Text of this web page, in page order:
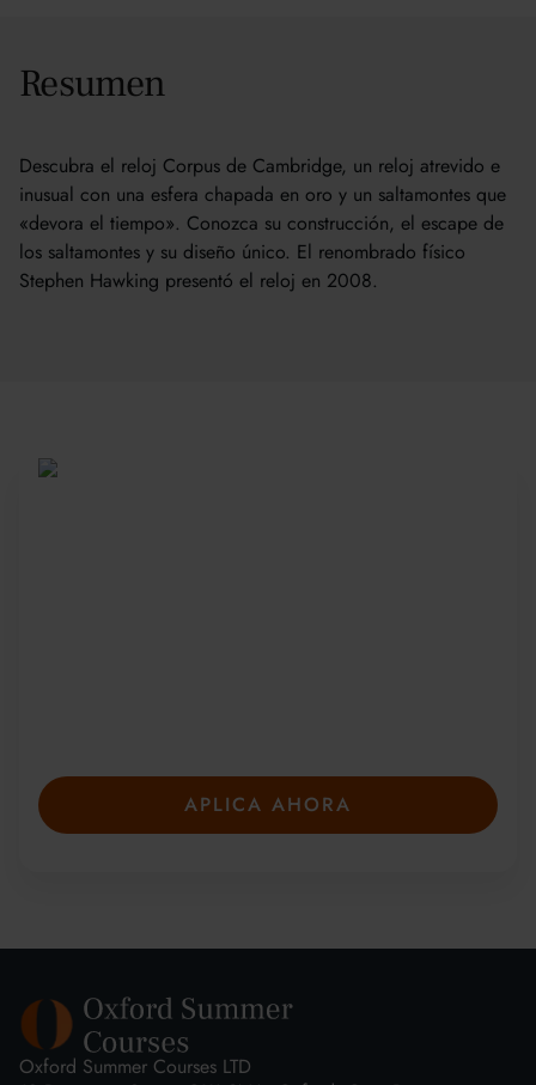
Resumen
Descubra el reloj Corpus de Cambridge, un reloj atrevido e
inusual con una esfera chapada en oro y un saltamontes que
«devora el tiempo». Conozca su construcción, el escape de
los saltamontes y su diseño único. El renombrado físico
Stephen Hawking presentó el reloj en 2008.
APLICA AHORA
Oxford Summer Courses LTD